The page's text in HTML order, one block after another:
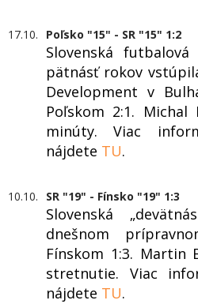
17.10. Poľsko "15" - SR "15" 1:2
Slovenská
pätnásť rokov
Development v
Poľskom 2:1.
minúty. Viac
nájdete TU.
10.10. SR "19" - Fínsko "19" 1:3
Slovenská
dnešnom
Fínskom 1:3. Martin
stretnutie. Viac
nájdete TU.